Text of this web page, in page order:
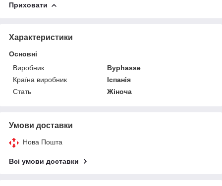
Приховати
Характеристики
Основні
Виробник
Byphasse
Країна виробник
Іспанія
Стать
Жіноча
Умови доставки
Нова Пошта
Всі умови доставки